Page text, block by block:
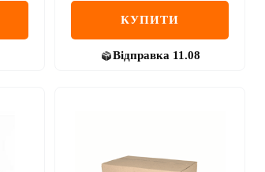
КУПИТИ
Відправка 11.08